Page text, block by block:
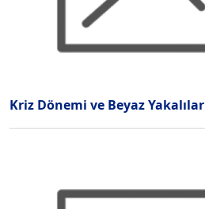
Kriz Dönemi ve Beyaz Yakalılar